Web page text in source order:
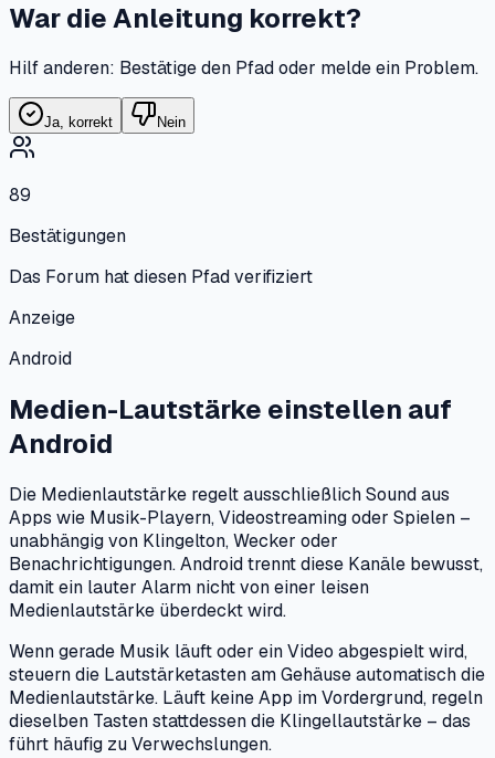
War die Anleitung korrekt?
Hilf anderen: Bestätige den Pfad oder melde ein Problem.
Ja, korrekt Nein
89
Bestätigungen
Das Forum hat diesen Pfad verifiziert
Anzeige
Android
Medien-Lautstärke einstellen auf
Android
Die Medienlautstärke regelt ausschließlich Sound aus
Apps wie Musik-Playern, Videostreaming oder Spielen –
unabhängig von Klingelton, Wecker oder
Benachrichtigungen. Android trennt diese Kanäle bewusst,
damit ein lauter Alarm nicht von einer leisen
Medienlautstärke überdeckt wird.
Wenn gerade Musik läuft oder ein Video abgespielt wird,
steuern die Lautstärketasten am Gehäuse automatisch die
Medienlautstärke. Läuft keine App im Vordergrund, regeln
dieselben Tasten stattdessen die Klingellautstärke – das
führt häufig zu Verwechslungen.